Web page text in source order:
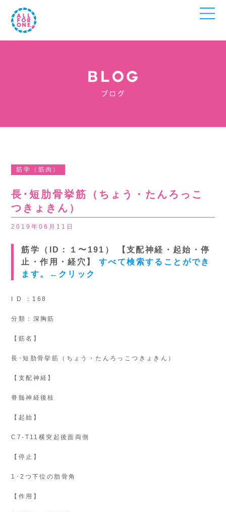
筋学（筋肉）
長･短肋骨挙筋（ちょう・たんろっこ
つきょきん）
2019年06月11日
筋学（ID：１〜191） 【支配神経・起始・停
止・作用・経穴】すべて検索することができ
ます。←クリック
I D ：168
分類：深胸筋
【筋名】
長･短肋骨挙筋（ちょう・たんろっこつきょきん）
【支配神経】
脊髄神経後枝
【起始】
C7-T11横突起後面両側
【停止】
1･2つ下位の肋骨角
【作用】